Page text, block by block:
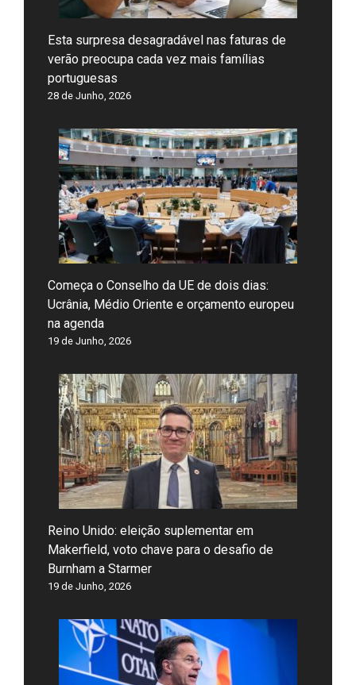
Esta surpresa desagradável nas faturas de
verão preocupa cada vez mais famílias
portuguesas
28 de Junho, 2026
Começa o Conselho da UE de dois dias:
Ucrânia, Médio Oriente e orçamento europeu
na agenda
19 de Junho, 2026
Reino Unido: eleição suplementar em
Makerfield, voto chave para o desafio de
Burnham a Starmer
19 de Junho, 2026